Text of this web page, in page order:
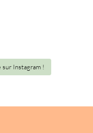
sur Instagram !